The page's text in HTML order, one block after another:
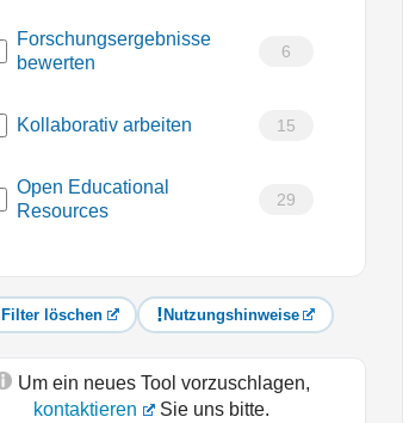
Forschungsergebnisse
bewerten
6
Kollaborativ arbeiten 15
Open Educational
Resources
29
Filter löschen Nutzungshinweise
Um ein neues Tool vorzuschlagen,
kontaktieren
Sie uns bitte.